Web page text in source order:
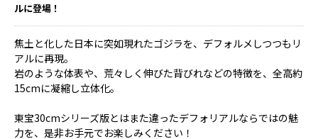
ルに登場！
焦土と化した日本に突如現れたゴジラを、デフォルメしつつもリ
アルに再現。
岩のような体表や、荒々しく伸びた背びれなどの特徴を、全高約
15cmに凝縮し立体化。
東宝30cmシリーズ版とはまた違ったデフォリアルならではの魅
力を、是非お手元でお楽しみください！